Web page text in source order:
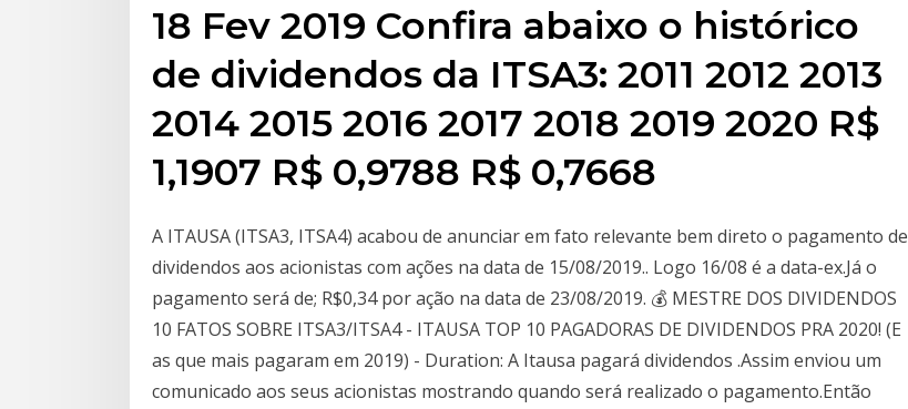
18 Fev 2019 Confira abaixo o histórico
de dividendos da ITSA3: 2011 2012 2013
2014 2015 2016 2017 2018 2019 2020 R$
1,1907 R$ 0,9788 R$ 0,7668
A ITAUSA (ITSA3, ITSA4) acabou de anunciar em fato relevante bem direto o pagamento de
dividendos aos acionistas com ações na data de 15/08/2019.. Logo 16/08 é a data-ex.Já o
pagamento será de; R$0,34 por ação na data de 23/08/2019. 💰 MESTRE DOS DIVIDENDOS
10 FATOS SOBRE ITSA3/ITSA4 - ITAUSA TOP 10 PAGADORAS DE DIVIDENDOS PRA 2020! (E
as que mais pagaram em 2019) - Duration: A Itausa pagará dividendos .Assim enviou um
comunicado aos seus acionistas mostrando quando será realizado o pagamento.Então